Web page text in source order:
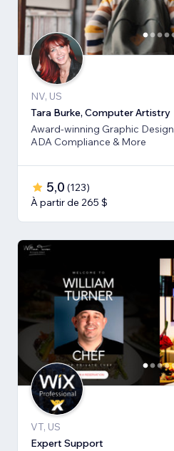
NV, US
Tara Burke, Computer Artistry
Award-winning Graphic
ADA Compliance & More
5,0 (123)
À partir de 265 $
VT, US
Expert Support